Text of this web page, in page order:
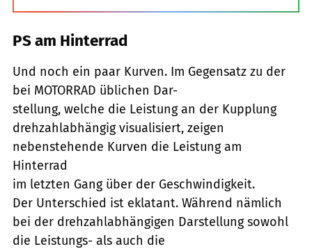
PS am Hinterrad
Und noch ein paar Kurven. Im Gegensatz zu der
bei MOTORRAD üblichen Dar-
stellung, welche die Leistung an der Kupplung
drehzahlabhängig visualisiert, zeigen
nebenstehende Kurven die Leistung am
Hinterrad
im letzten Gang über der Geschwindigkeit.
Der Unterschied ist eklatant. Während nämlich
bei der drehzahlabhängigen Darstellung sowohl
die Leistungs- als auch die